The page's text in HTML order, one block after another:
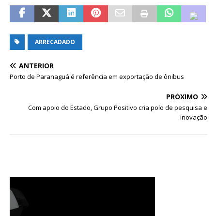
ARRECADADO
ANTERIOR
Porto de Paranaguá é referência em exportação de ônibus
PRÓXIMO
Com apoio do Estado, Grupo Positivo cria polo de pesquisa e
inovação